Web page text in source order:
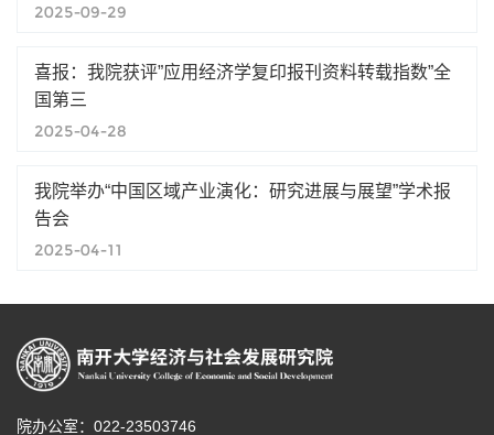
2025-09-29
喜报：我院获评”应用经济学复印报刊资料转载指数”全
国第三
2025-04-28
我院举办“中国区域产业演化：研究进展与展望”学术报
告会
2025-04-11
院办公室：022-23503746